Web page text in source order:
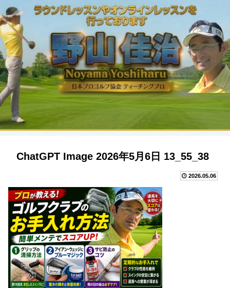
ChatGPT Image 2026年5月6日 13_55_38
2026.05.06